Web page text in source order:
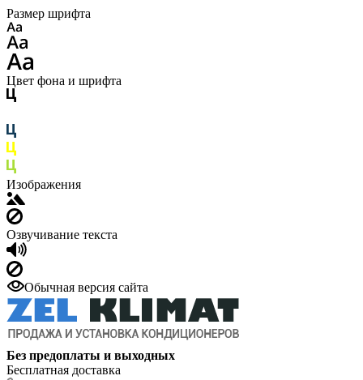
Размер шрифта
Цвет фона и шрифта
Изображения
Озвучивание текста
Обычная версия сайта
Без предоплаты и выходных
Бесплатная доставка